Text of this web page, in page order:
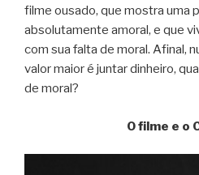
filme ousado, que mostra uma
absolutamente amoral, e que
com sua falta de moral. Afinal,
valor maior é juntar dinheiro,
de moral?
O filme e o